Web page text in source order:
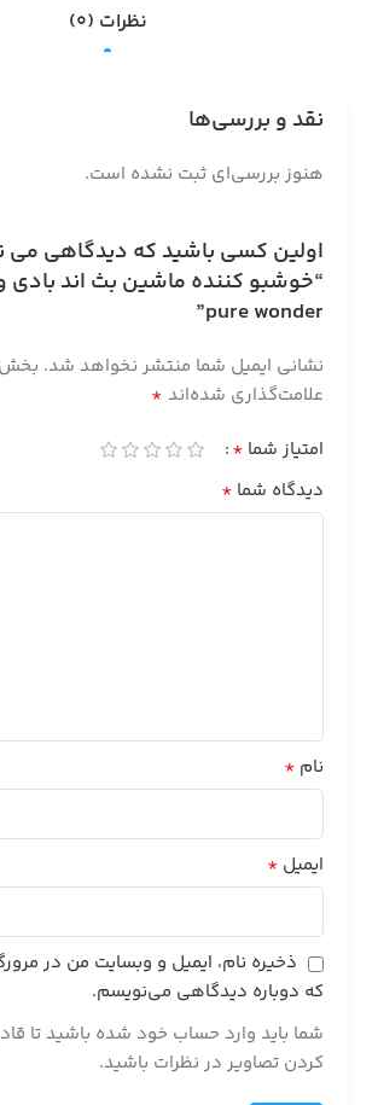
نظرات (0)
نقد و بررسی‌ها
هنوز بررسی‌ای ثبت نشده است.
اولین کسی باشید که دیدگاهی می
“خوشبو کننده ماشین بث اند بادی
pure wonder”
نشانی ایمیل شما منتشر نخواهد شد.
علامت‌گذاری شده‌اند *
امتیاز شما *
دیدگاه شما *
نام *
ایمیل *
ذخیره نام، ایمیل و وبسایت من در
که دوباره دیدگاهی می‌نویسم.
شما باید وارد حساب خود شده باشید تا
کردن تصاویر در نظرات باشید.